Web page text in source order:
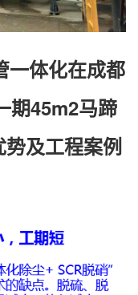
一体化在成都
期45m2马蹄
及工程案例